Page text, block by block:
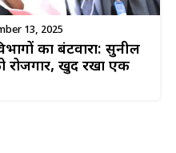
13, 2025
का बंटवारा: सुनील
रोजगार, खुद रखा एक